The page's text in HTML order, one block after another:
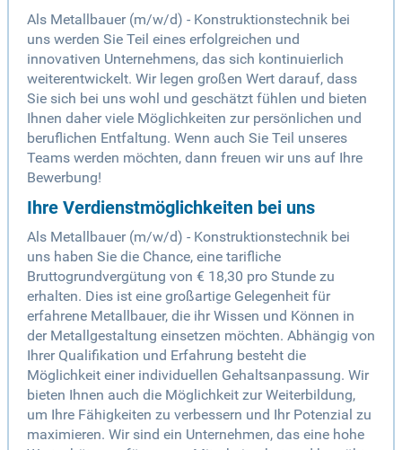
Als Metallbauer (m/w/d) - Konstruktionstechnik bei
uns werden Sie Teil eines erfolgreichen und
innovativen Unternehmens, das sich kontinuierlich
weiterentwickelt. Wir legen großen Wert darauf, dass
Sie sich bei uns wohl und geschätzt fühlen und bieten
Ihnen daher viele Möglichkeiten zur persönlichen und
beruflichen Entfaltung. Wenn auch Sie Teil unseres
Teams werden möchten, dann freuen wir uns auf Ihre
Bewerbung!
Ihre Verdienstmöglichkeiten bei uns
Als Metallbauer (m/w/d) - Konstruktionstechnik bei
uns haben Sie die Chance, eine tarifliche
Bruttogrundvergütung von € 18,30 pro Stunde zu
erhalten. Dies ist eine großartige Gelegenheit für
erfahrene Metallbauer, die ihr Wissen und Können in
der Metallgestaltung einsetzen möchten. Abhängig von
Ihrer Qualifikation und Erfahrung besteht die
Möglichkeit einer individuellen Gehaltsanpassung. Wir
bieten Ihnen auch die Möglichkeit zur Weiterbildung,
um Ihre Fähigkeiten zu verbessern und Ihr Potenzial zu
maximieren. Wir sind ein Unternehmen, das eine hohe